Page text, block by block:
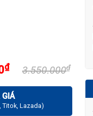
₫ 3.550.000₫
Titok, Lazada)